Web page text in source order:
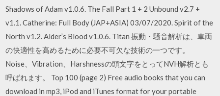
Shadows of Adam v1.0.6. The Fall Part 1 + 2 Unbound v2.7 +
v1.1. Catherine: Full Body (JAP+ASIA) 03/07/2020. Spirit of the
North v1.2. Alder’s Blood v1.0.6. Titan 振動・騒音解析は、車両
の快適性を高めるために必要不可欠な技術の一つです。
Noise、Vibration、Harshnessの頭文字をとってNVH解析とも
呼ばれます。 Top 100 (page 2) Free audio books that you can
download in mp3, iPod and iTunes format for your portable